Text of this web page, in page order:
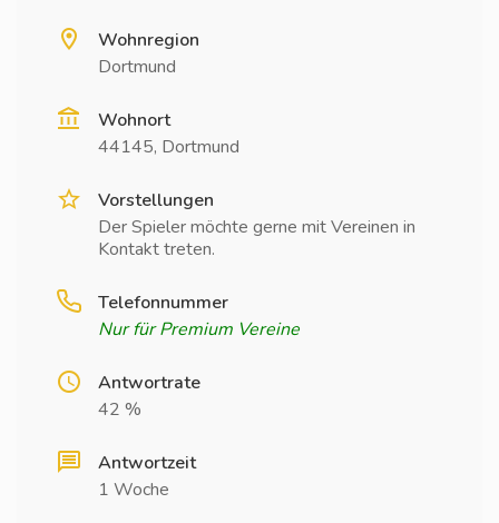
Wohnregion
Dortmund
Wohnort
44145, Dortmund
Vorstellungen
Der Spieler möchte gerne mit Vereinen in
Kontakt treten.
Telefonnummer
Nur für Premium Vereine
Antwortrate
42 %
Antwortzeit
1 Woche